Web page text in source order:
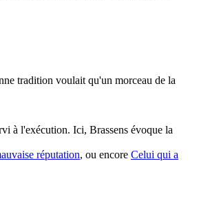
tradition voulait qu'un morceau de la
à l'exécution. Ici, Brassens évoque la
réputation, ou encore Celui qui a